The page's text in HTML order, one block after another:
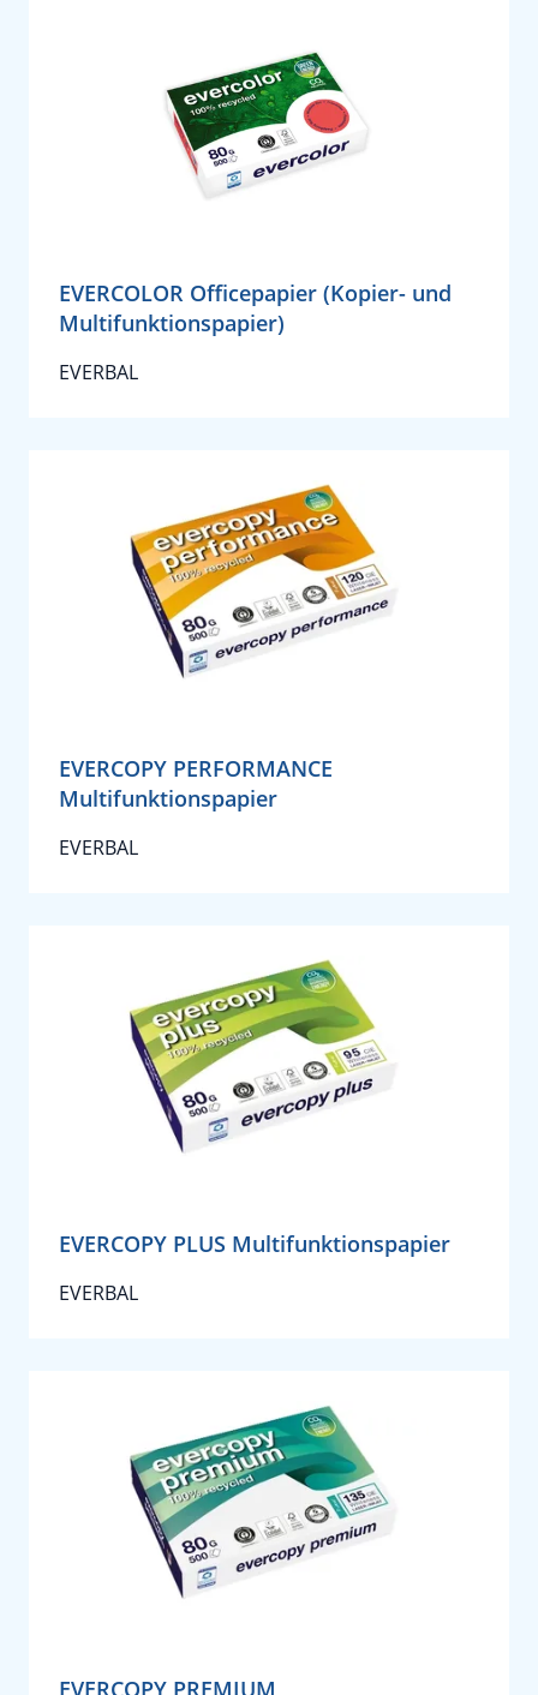
EVERCOLOR Officepapier (Kopier- und
Multifunktionspapier)
EVERBAL
EVERCOPY PERFORMANCE
Multifunktionspapier
EVERBAL
EVERCOPY PLUS Multifunktionspapier
EVERBAL
EVERCOPY PREMIUM